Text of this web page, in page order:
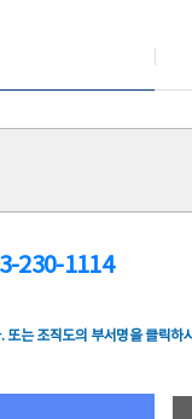
230-1114
또는 조직도의 부서명을 클릭